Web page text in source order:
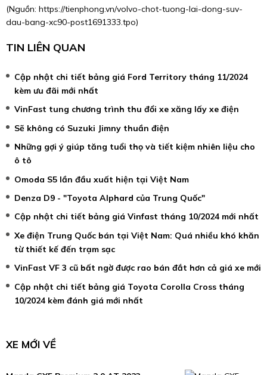
(Nguồn: https://tienphong.vn/volvo-chot-tuong-lai-dong-suv-
dau-bang-xc90-post1691333.tpo)
TIN LIÊN QUAN
Cập nhật chi tiết bảng giá Ford Territory tháng 11/2024
kèm ưu đãi mới nhất
VinFast tung chương trình thu đổi xe xăng lấy xe điện
Sẽ không có Suzuki Jimny thuần điện
Những gợi ý giúp tăng tuổi thọ và tiết kiệm nhiên liệu cho
ô tô
Omoda S5 lần đầu xuất hiện tại Việt Nam
Denza D9 - "Toyota Alphard của Trung Quốc"
Cập nhật chi tiết bảng giá Vinfast tháng 10/2024 mới nhất
Xe điện Trung Quốc bán tại Việt Nam: Quá nhiều khó khăn
từ thiết kế đến trạm sạc
VinFast VF 3 cũ bất ngờ được rao bán đắt hơn cả giá xe mới
Cập nhật chi tiết bảng giá Toyota Corolla Cross tháng
10/2024 kèm đánh giá mới nhất
XE MỚI VỀ